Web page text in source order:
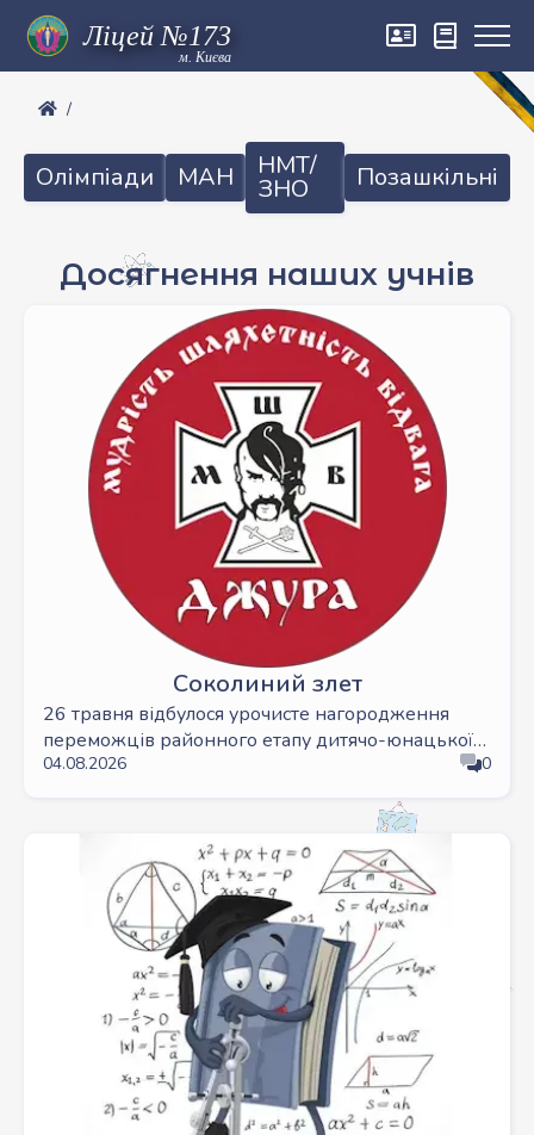
м. Києва
Олімпіади МАН НМТ/
ЗНО Позашкільні
Досягнення наших учнів
Соколиний злет
26 травня відбулося урочисте нагородження
переможців районного етапу дитячо-юнацької
військово-патріотичної гри «Сокіл» («ДЖУРА»).
04.08.2026 0